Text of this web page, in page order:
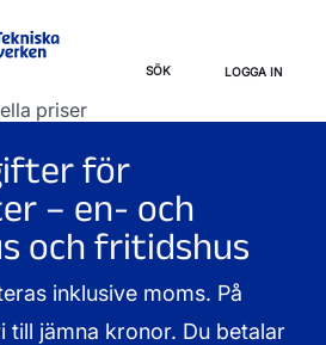
SÖK LOGGA IN
priser
för
– en- och
och fritidshus
inklusive moms. På
till jämna kronor. Du betalar